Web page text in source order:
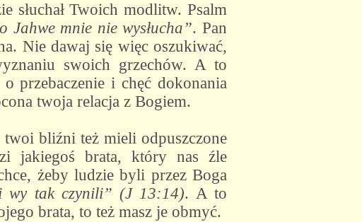
słuchał Twoich modlitw. Psalm
Jahwe mnie nie wysłucha”. Pan
Nie dawaj się więc oszukiwać,
swoich grzechów. A to
o przebaczenie i chęć dokonania
twoja relacja z Bogiem.
twoi bliźni też mieli odpuszczone
jakiegoś brata, który nas źle
żeby ludzie byli przez Boga
i wy tak czynili” (J 13:14). A to
brata, to też masz je obmyć.